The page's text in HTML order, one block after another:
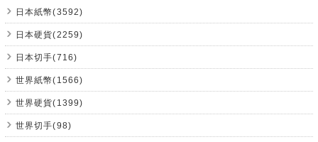
日本紙幣(3592)
日本硬貨(2259)
日本切手(716)
世界紙幣(1566)
世界硬貨(1399)
世界切手(98)